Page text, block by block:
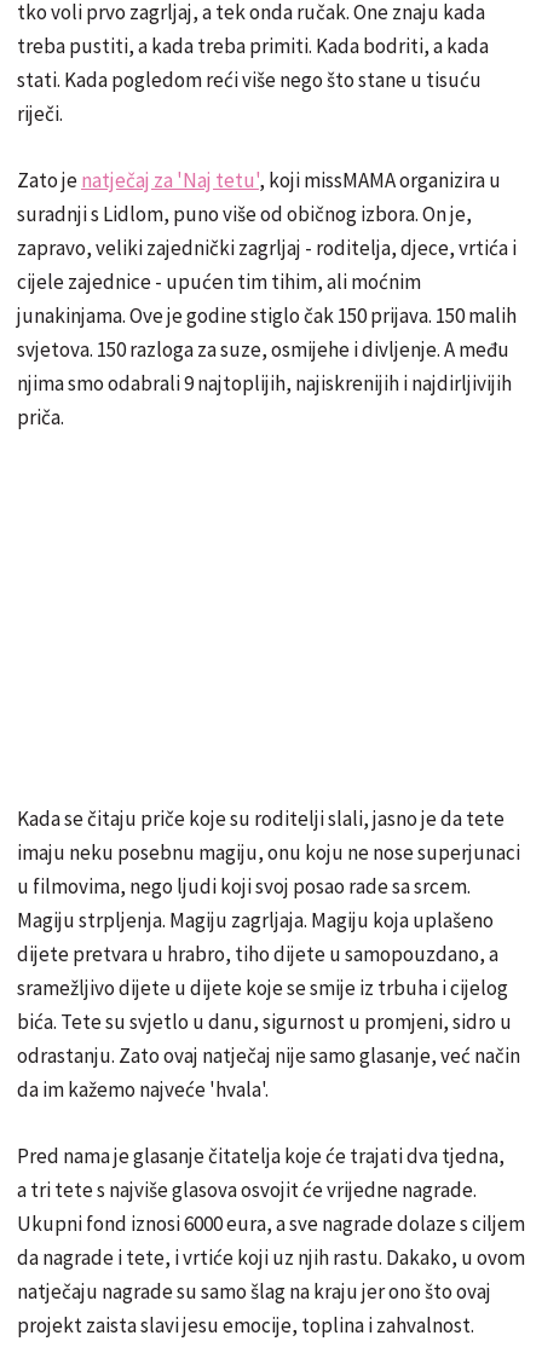
tko voli prvo zagrljaj, a tek onda ručak. One znaju kada
treba pustiti, a kada treba primiti. Kada bodriti, a kada
stati. Kada pogledom reći više nego što stane u tisuću
riječi.
Zato jenatječaj za 'Naj tetu', koji missMAMA organizira u
suradnji s Lidlom, puno više od običnog izbora. On je,
zapravo, veliki zajednički zagrljaj - roditelja, djece, vrtića i
cijele zajednice - upućen tim tihim, ali moćnim
junakinjama. Ove je godine stiglo čak 150 prijava. 150 malih
svjetova. 150 razloga za suze, osmijehe i divljenje. A među
njima smo odabrali 9 najtoplijih, najiskrenijih i najdirljivijih
priča.
Kada se čitaju priče koje su roditelji slali, jasno je da tete
imaju neku posebnu magiju, onu koju ne nose superjunaci
u filmovima, nego ljudi koji svoj posao rade sa srcem.
Magiju strpljenja. Magiju zagrljaja. Magiju koja uplašeno
dijete pretvara u hrabro, tiho dijete u samopouzdano, a
sramežljivo dijete u dijete koje se smije iz trbuha i cijelog
bića. Tete su svjetlo u danu, sigurnost u promjeni, sidro u
odrastanju. Zato ovaj natječaj nije samo glasanje, već način
da im kažemo najveće 'hvala'.
Pred nama je glasanje čitatelja koje će trajati dva tjedna,
a tri tete s najviše glasova osvojit će vrijedne nagrade.
Ukupni fond iznosi 6000 eura, a sve nagrade dolaze s ciljem
da nagrade i tete, i vrtiće koji uz njih rastu. Dakako, u ovom
natječaju nagrade su samo šlag na kraju jer ono što ovaj
projekt zaista slavi jesu emocije, toplina i zahvalnost.